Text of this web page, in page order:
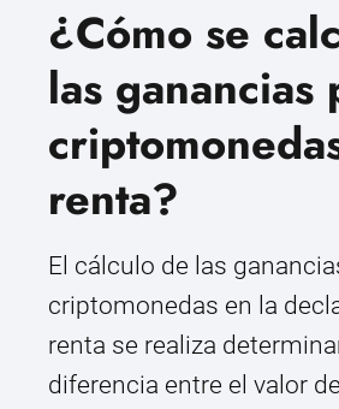
¿Cómo se
las ganancias
renta?
El cálculo de las
criptomonedas en la
renta se realiza
diferencia entre el valor